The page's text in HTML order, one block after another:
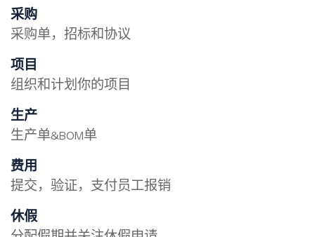
采购
采购单，招标和协议
项目
组织和计划你的项目
生产
生产单&BOM单
费用
提交，验证，支付员工报销
休假